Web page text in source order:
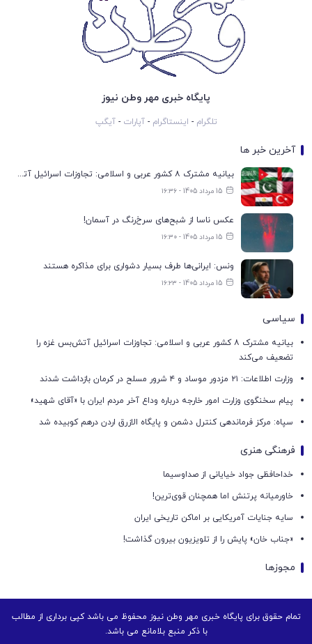
پایگاه خبری مهر وطن نیوز
تلگرام - اینستاگرام -آپارات -آیگپ
آخرین خبر ها
بیانیه مشترک ۸ کشور عربی و اسلامی: تجاوزات اسرائیل آتش‌بس غزه را تضعیف می‌کند
15 مرداد 1405 - ۱۶:۳۶
عکس ناسا از شبح‌های سرخ‌رنگ در آسمان!
15 مرداد 1405 - ۱۶:۳۰
ونس: ایرانی‌ها طرف بسیار دشواری برای مذاکره هستند
15 مرداد 1405 - ۱۶:۲۳
سیاسی
بیانیه مشترک ۸ کشور عربی و اسلامی: تجاوزات اسرائیل آتش‌بس غزه را
تضعیف می‌کند
وزارت اطلاعات: ۲۱ مزدور موساد و ۴ شرور مسلح در کرمان بازداشت شدند
پیام سخنگوی وزارت امور خارجه درباره وداع آخر مردم ایران با «آقای شهید»
سپاه: مرکز فرماندهی کنترل دشمن و پایگاه الازرق اردن درهم کوبیده شد
فرهنگی هنری
خداحافظی جواد خیایانی از صداوسیما
خاورمیانه پرتنش اما همچنان قوی‌ترین!
سایه جنایات آمریکایی بر اماکن تاریخی ایران
«جناب خان» پایش را از تلویزیون بیرون گذاشت!
مجوزها
تمام حقوق برای پایگاه خبری مهر وطن نیوز محفوظ می باشد کپی برداری از مطالب
با ذکر منبع بلامانع می باشد.